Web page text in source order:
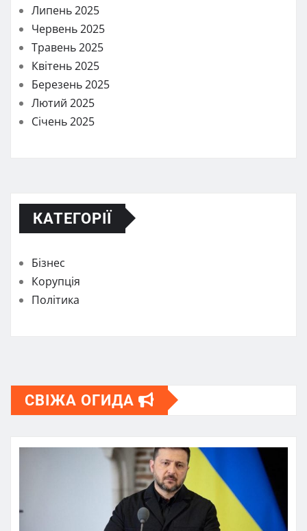
Липень 2025
Червень 2025
Травень 2025
Квітень 2025
Березень 2025
Лютий 2025
Січень 2025
КАТЕГОРІЇ
Бізнес
Корупція
Політика
СВІЖА ОГИДА